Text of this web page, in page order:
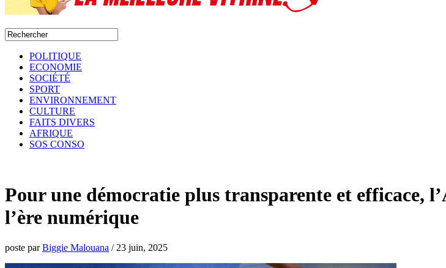
POLITIQUE
ECONOMIE
SOCIÉTÉ
SPORT
ENVIRONNEMENT
CULTURE
FAITS DIVERS
AFRIQUE
SOS CONSO
Pour une démocratie plus transparente et efficace,
l’ère numérique
poste parBiggie Malouana / 23 juin, 2025